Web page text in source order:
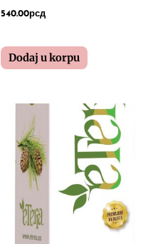
540.00рсд
Dodaj u korpu